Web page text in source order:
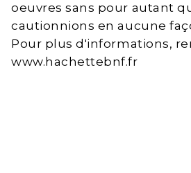
oeuvres sans pour autant
cautionnions en aucune
Pour plus d'informations,
www.hachettebnf.fr